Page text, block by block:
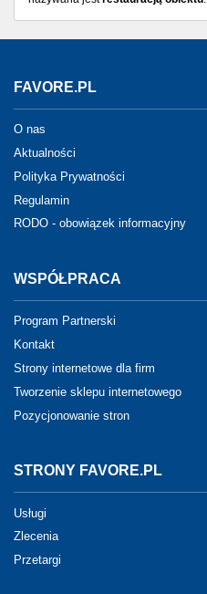
FAVORE.PL
O nas
Aktualności
Polityka Prywatności
Regulamin
RODO - obowiązek informacyjny
WSPÓŁPRACA
Program Partnerski
Kontakt
Strony internetowe dla firm
Tworzenie sklepu internetowego
Pozycjonowanie stron
STRONY FAVORE.PL
Usługi
Zlecenia
Przetargi